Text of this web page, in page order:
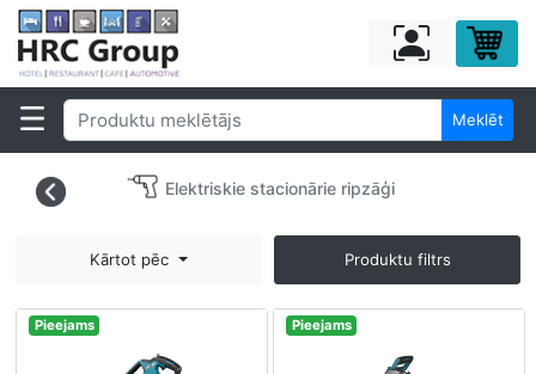
Meklēt
Elektriskie stacionārie ripzāģi
Kārtot pēc Produktu filtrs
Pieejams Pieejams